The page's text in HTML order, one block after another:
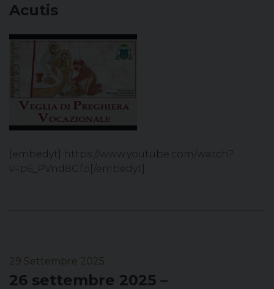
Acutis
[embedyt] https://www.youtube.com/watch?
v=p6_PVnd8Gfo[/embedyt]
29 Settembre 2025
26 settembre 2025 –